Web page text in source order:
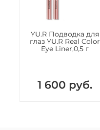
YU.R Подводка для
глаз YU.R Real Color
Eye Liner,0,5 г
1 600 руб.